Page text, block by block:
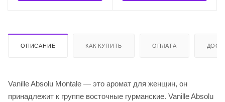
ОПИСАНИЕ КАК КУПИТЬ ОПЛАТА
Vanille Absolu Montale — это аромат для женщин, он
принадлежит к группе восточные гурманские. Vanille Absolu